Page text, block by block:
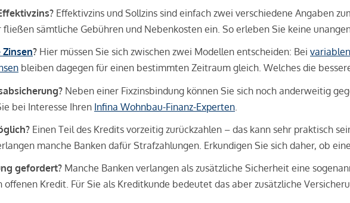
Effektivzins und Sollzins sind einfach zwei verschiedene Angaben
fließen sämtliche Gebühren und Nebenkosten ein. So erleben Sie keine
? Hier müssen Sie sich zwischen zwei Modellen entscheiden: Bei
bleiben dagegen für einen bestimmten Zeitraum gleich. Welches die
Neben einer Fixzinsbindung können Sie sich noch anderweitig
bei Interesse Ihren Infina Wohnbau-Finanz-Experten
Einen Teil des Kredits vorzeitig zurückzahlen – das kann sehr praktisch
manche Banken dafür Strafzahlungen. Erkundigen Sie sich daher, ob
gefordert? Manche Banken verlangen als zusätzliche Sicherheit eine
offenen Kredit. Für Sie als Kreditkunde bedeutet das aber zusätzliche